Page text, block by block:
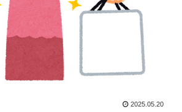
2025.05.20